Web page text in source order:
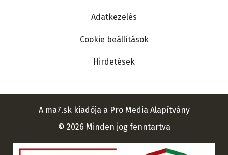
Adatkezelés
Cookie beállítások
Hirdetések
A ma7.sk kiadója a Pro Media Alapítvány
© 2026 Minden jog fenntartva